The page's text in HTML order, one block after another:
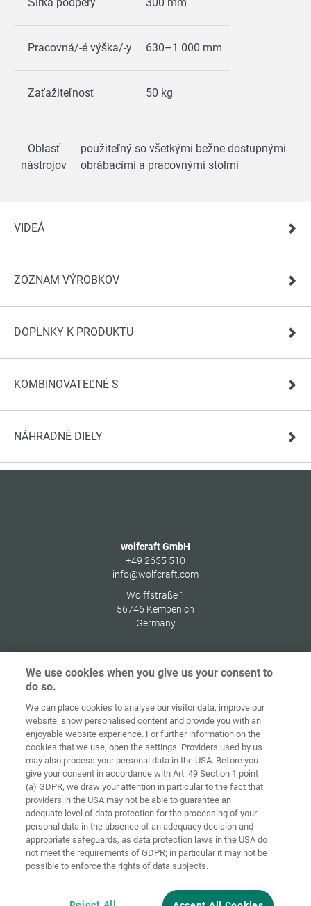
Šírka podpery 300 mm
Pracovná/-é výška/-y 630–1 000 mm
Zaťažiteľnosť 50 kg
Oblasť
nástrojov
použiteľný so všetkými bežne dostupnými
obrábacími a pracovnými stolmi
VIDEÁ
ZOZNAM VÝROBKOV
DOPLNKY K PRODUKTU
KOMBINOVATEĽNÉ S
NÁHRADNÉ DIELY
wolfcraft GmbH
+49 2655 510
info@wolfcraft.com
Wolffstraße 1
56746 Kempenich
Germany
Domov Kontakt Tiráž
osobných
údajov
VOP
Smernice pre
súbory cookie Prihlásiť
Accessibility
Statement
Nastavenia súborov cookie
We use cookies when you give us your consent to
do so.
We can place cookies to analyse our visitor data, improve our
website, show personalised content and provide you with an
enjoyable website experience. For further information on the
cookies that we use, open the settings. Providers used by us
may also process your personal data in the USA. Before you
give your consent in accordance with Art. 49 Section 1 point
(a) GDPR, we draw your attention in particular to the fact that
providers in the USA may not be able to guarantee an
adequate level of data protection for the processing of your
personal data in the absence of an adequacy decision and
appropriate safeguards, as data protection laws in the USA do
not meet the requirements of GDPR; in particular it may not be
possible to enforce the rights of data subjects.